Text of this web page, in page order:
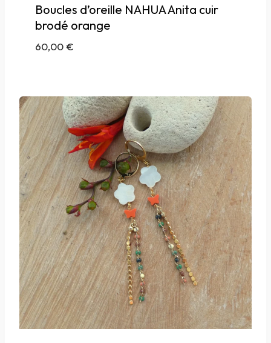
Boucles d’oreille NAHUA Anita cuir
brodé orange
60,00€